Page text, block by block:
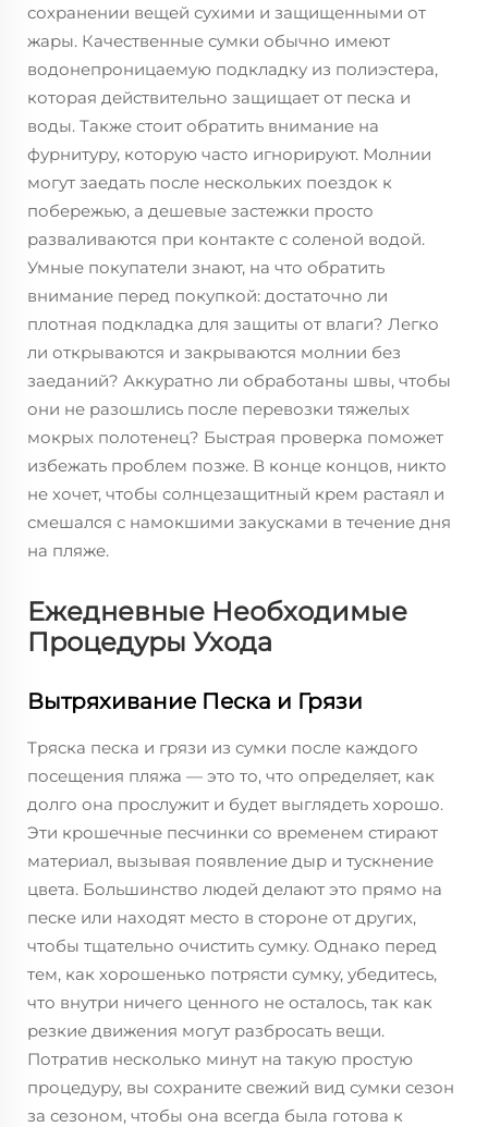
сохранении вещей сухими и защищенными от
жары. Качественные сумки обычно имеют
водонепроницаемую подкладку из полиэстера,
которая действительно защищает от песка и
воды. Также стоит обратить внимание на
фурнитуру, которую часто игнорируют. Молнии
могут заедать после нескольких поездок к
побережью, а дешевые застежки просто
разваливаются при контакте с соленой водой.
Умные покупатели знают, на что обратить
внимание перед покупкой: достаточно ли
плотная подкладка для защиты от влаги? Легко
ли открываются и закрываются молнии без
заеданий? Аккуратно ли обработаны швы, чтобы
они не разошлись после перевозки тяжелых
мокрых полотенец? Быстрая проверка поможет
избежать проблем позже. В конце концов, никто
не хочет, чтобы солнцезащитный крем растаял и
смешался с намокшими закусками в течение дня
на пляже.
Ежедневные Необходимые
Процедуры Ухода
Вытряхивание Песка и Грязи
Тряска песка и грязи из сумки после каждого
посещения пляжа — это то, что определяет, как
долго она прослужит и будет выглядеть хорошо.
Эти крошечные песчинки со временем стирают
материал, вызывая появление дыр и тускнение
цвета. Большинство людей делают это прямо на
песке или находят место в стороне от других,
чтобы тщательно очистить сумку. Однако перед
тем, как хорошенько потрясти сумку, убедитесь,
что внутри ничего ценного не осталось, так как
резкие движения могут разбросать вещи.
Потратив несколько минут на такую простую
процедуру, вы сохраните свежий вид сумки сезон
за сезоном, чтобы она всегда была готова к